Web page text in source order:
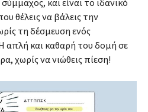
και είναι το ιδανικό
θέλεις να βάλεις την
τη δέσμευση ενός
απλή και καθαρή του δομή σε
χωρίς να νιώθεις πίεση!